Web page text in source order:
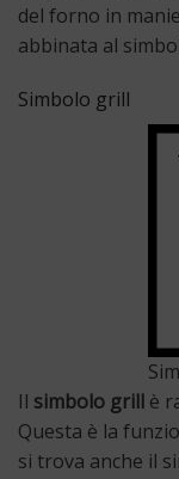
del forno in
abbinata al
Simbolo grill
Il simbolo grill è
Questa è la
si trova anche il